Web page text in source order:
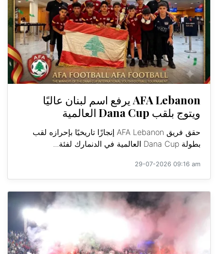
AFA Lebanon يرفع اسم لبنان عاليًا
ويتوج بلقب Dana Cup العالمية
حقق فريق AFA Lebanon إنجازًا تاريخيًا بإحرازه لقب
بطولة Dana Cup العالمية في الدنمارك لفئة...
29-07-2026 09:16 am